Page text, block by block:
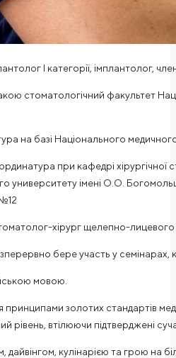
І категорії, імплантолог,
стоматологічний факультет
на базі Національного
при кафедрі хірургічної
университету імені О.О.
№12
хірург щелепно-лицевого
бере участь у
мовою.
принципами золотих стандартів
рівень, втілюючи підтверджені
, дайвінгом кулінарією та грою на